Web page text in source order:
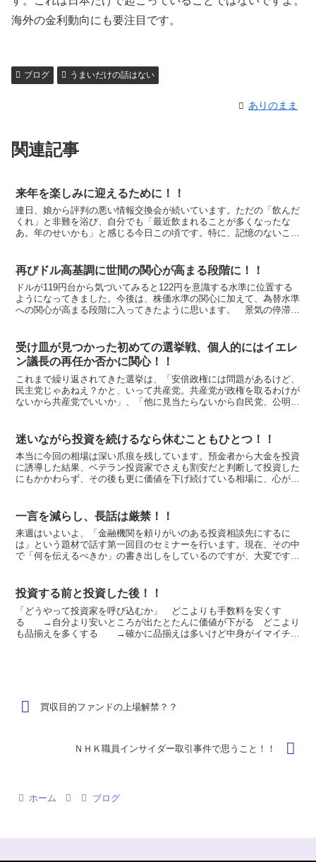
海外の金利動向にも要注目です。
ブログ うまいだけの話はない
ありのまま
関連記事
来年を楽しみに迎えるために！！
連日、娘から評判の悪い情報交換会が続いています。ただの「飲んだ
くれ」と非難を浴び、自分でも「最近飲まれることが多くなったな
あ。年のせいかも」と感じる今日この頃です。特に、記憶のないこと
再びドル高基調に世間の関心が高まる段階に！！
ドルが119円台から気づいてみると122円を意識する水準に位置する
ようになってきました。今後は、株価水準の関心に加えて、為替水準
への関心が高まる段階に入ってきたように思います。 景気の停滞な
受け皿が見つかった初めての選挙戦、個人的にはイエレ
ン議長の再任か否かに関心！！
これまで繰り返されてきた選挙は、「安倍政権には問題があるけど、
民主党じゃあねえ？かと、いって共産党。共産党が政権を取るわけが
ないから共産党でいいか」、「他に見当たらないから自民党、公明
迷いながら投資を続けるなら休むこともひとつ！！
本当に今回の相場は深い爪痕を残しています。預金者から大金を投資
に誘導した結果、ベテラン投資家でさえも割安だと判断して投資した
にもかかわらず、その後も更に価値を下げ続けている相場に、心が折
一言を減らし、長話は厳禁！！
来週はいよいよ、「金融機関を頼りがいのある投資相談先にするに
は」という題材で話す第一回目のセミナーを行います。現在、その中
で「何を伝えるべきか」の書き出しをしているのですが、大変です。
投資する前と投資した後！！
「どうやって投資家を呼び込むか」 どこよりも手数料を安くす
る →自分より安いところが出たとたんに価値が下がる どこより
も品揃えを多くする →確かに品揃えは多いけど中身がイマイチと
買収目的ファンドの上場解禁？？
ＮＨＫ職員インサイダー取引事件で思うこと！！
ホーム ブログ